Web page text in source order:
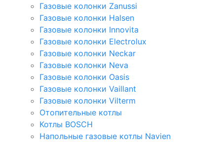
Газовые колонки Zanussi
Газовые колонки Halsen
Газовые колонки Innovita
Газовые колонки Electrolux
Газовые колонки Neckar
Газовые колонки Neva
Газовые колонки Oasis
Газовые колонки Vaillant
Газовые колонки Vilterm
Отопительные котлы
Котлы BOSCH
Напольные газовые котлы Navien